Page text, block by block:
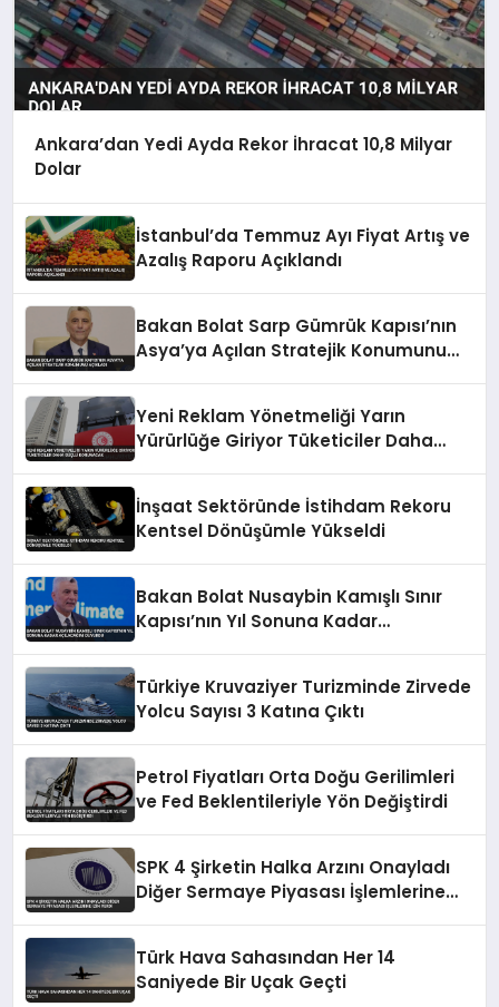
Ankara’dan Yedi Ayda Rekor İhracat 10,8 Milyar
Dolar
İstanbul’da Temmuz Ayı Fiyat Artış ve
Azalış Raporu Açıklandı
Bakan Bolat Sarp Gümrük Kapısı’nın
Asya’ya Açılan Stratejik Konumunu
Yeni Reklam Yönetmeliği Yarın
Yürürlüğe Giriyor Tüketiciler Daha
İnşaat Sektöründe İstihdam Rekoru
Kentsel Dönüşümle Yükseldi
Bakan Bolat Nusaybin Kamışlı Sınır
Kapısı’nın Yıl Sonuna Kadar
Türkiye Kruvaziyer Turizminde Zirvede
Yolcu Sayısı 3 Katına Çıktı
Petrol Fiyatları Orta Doğu Gerilimleri
ve Fed Beklentileriyle Yön Değiştirdi
SPK 4 Şirketin Halka Arzını Onayladı
Diğer Sermaye Piyasası İşlemlerine
Türk Hava Sahasından Her 14
Saniyede Bir Uçak Geçti